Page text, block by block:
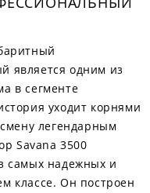
является одним из
в сегменте
уходит корнями
легендарным
Savana 3500
самых надежных и
классе. Он построен